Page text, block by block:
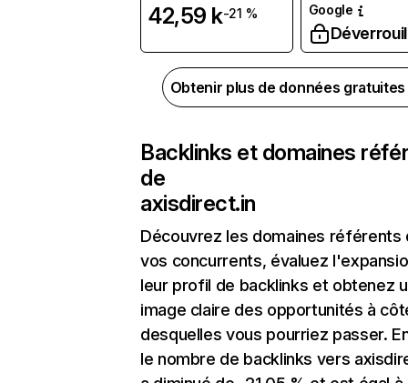
42,59 k-21 %
Google
Obtenir plus de données
Backlinks et domaines
de
axisdirect.in
Découvrez les domaines référents
vos concurrents, évaluez
leur profil de backlinks et obtenez
image claire des opportunités à
desquelles vous pourriez passer.
le nombre de backlinks vers